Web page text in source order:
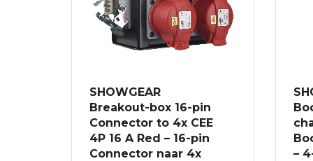
SHOWGEAR
Breakout-box 16-pin
Connector to 4x CEE
4P 16 A Red – 16-pin
Connector naar 4x
–